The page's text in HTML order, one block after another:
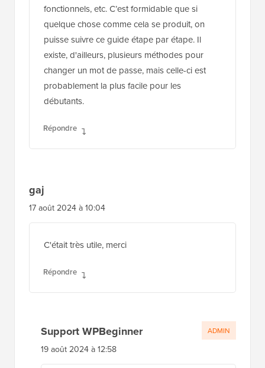
fonctionnels, etc. C’est formidable que si
quelque chose comme cela se produit, on
puisse suivre ce guide étape par étape. Il
existe, d'ailleurs, plusieurs méthodes pour
changer un mot de passe, mais celle-ci est
probablement la plus facile pour les
débutants.
Répondre
gaj
17 août 2024 à 10:04
C'était très utile, merci
Répondre
Support WPBeginner
19 août 2024 à 12:58
ADMIN